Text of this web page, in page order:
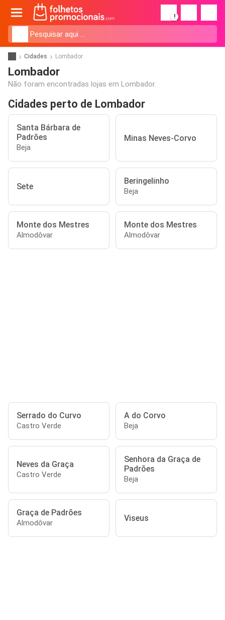
!
Cidades Lombador
Lombador
Não foram encontradas lojas em Lombador.
Cidades perto de Lombador
Santa Bárbara de
Padrões
Beja
Minas Neves-Corvo
Sete
Beringelinho
Beja
Monte dos Mestres
Almodôvar
Monte dos Mestres
Almodôvar
Serrado do Curvo
Castro Verde
A do Corvo
Beja
Neves da Graça
Castro Verde
Senhora da Graça de
Padrões
Beja
Graça de Padrões
Almodôvar Viseus